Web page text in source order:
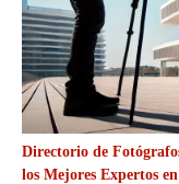
Directorio de
los Mejores Expertos